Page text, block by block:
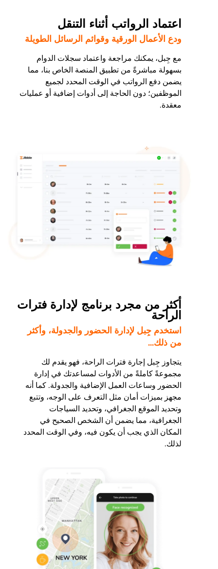
اعتماد الرواتب أثناء التنقل
ودع الأعمال الورقية وقوائم الرسائل الطويلة
مع جِبل، يمكنك مراجعة واعتماد سجلات الدوام
بسهولة مباشرةً من تطبيق المنصة الخاص بنا، مما
يضمن دفع الرواتب في الوقت المحدد لجميع
الموظفين؛ دون الحاجة إلى أدوات إضافية أو عمليات
معقدة.
أكثر من مجرد برنامج لإدارة فترات
الراحة
استخدم جِبل لإدارة الحضور والجدولة، وأكثر
من ذلك...
يتجاوز جِبل إجارة فترات الراحة، فهو يقدم لك
مجموعةً كاملةً من الأدوات لمساعدتك في إدارة
الحضور وساعات العمل الإضافية والجدولة. كما أنه
مجهز بميزات أمان مثل التعرف على الوجه، وتتبع
وتحديد الموقع الجغرافي، وتحديد السياجات
الجغرافية، مما يضمن أن الشخص الصحيح في
المكان الذي يجب أن يكون فيه، وفي الوقت المحدد
لذلك.